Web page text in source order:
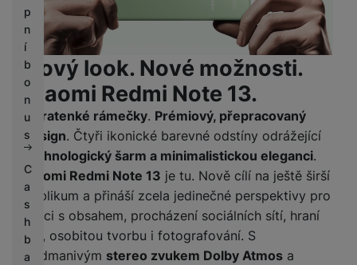
p
n
í
b
o
n
u
s
C
a
s
h
b
a
Nový look. Nové možnosti.
Xiaomi Redmi Note 13.
Ultratenké rámečky. Prémiový, přepracovaný
design. Čtyři ikonické barevné odstíny odrážející
technologický šarm a minimalistickou eleganci.
Xiaomi Redmi Note 13 je tu. Nově cílí na ještě širší
publikum a přináší zcela jedinečné perspektivy pro
práci s obsahem, procházení sociálních sítí, hraní
her, osobitou tvorbu i fotografování. S
podmanivým stereo zvukem Dolby Atmos a